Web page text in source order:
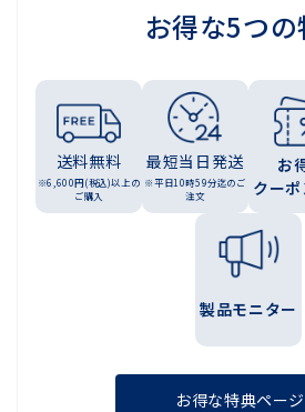
お得な5つの
送料無料
※6,600円(税込)以上の
ご購入
最短当日発送
※平日10時59分迄のご
注文
お
クー
製品モニター
お得な特典ペー